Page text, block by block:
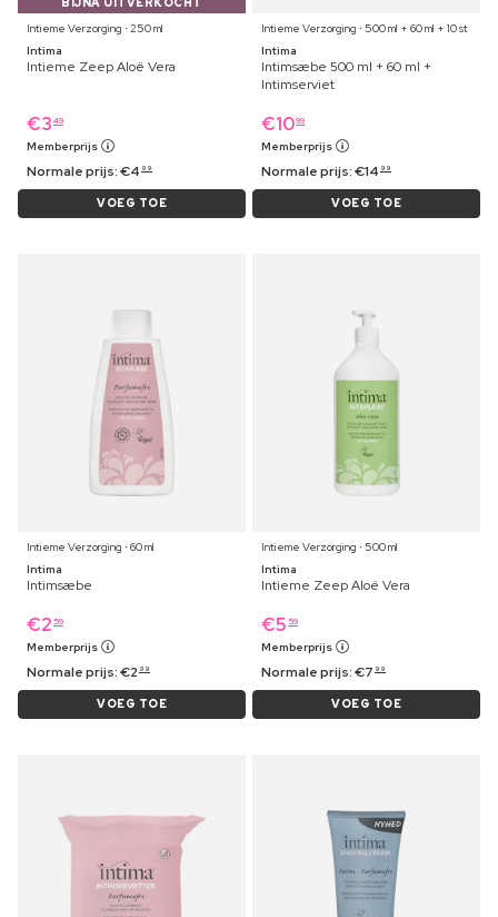
BIJNA UITVERKOCHT
Intieme Verzorging ⋅ 250 ml
Intima
Intieme Zeep Aloë Vera
€3 49
Memberprijs
Normale prijs:€4 99
VOEG TOE
Intieme Verzorging ⋅ 500 ml + 60 ml + 10 st
Intima
Intimsæbe 500 ml + 60 ml +
Intimserviet
€1099
Memberprijs
Normale prijs:€14 99
VOEG TOE
Intieme Verzorging ⋅ 60 ml
Intima
Intimsæbe
€2 59
Memberprijs
Normale prijs:€2 99
VOEG TOE
Intieme Verzorging ⋅ 500 ml
Intima
Intieme Zeep Aloë Vera
€5 59
Memberprijs
Normale prijs:€7 99
VOEG TOE